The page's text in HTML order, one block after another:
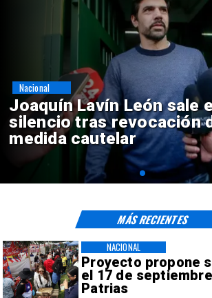
Chile y Venezuela
reinicio de relaciones
consulares
Nacional
Proyecto propone
el 17 de
Patrias
NACIONAL
MÁS RECIENTES